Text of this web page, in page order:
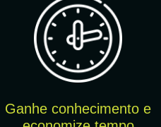
Ganhe conhecimento e